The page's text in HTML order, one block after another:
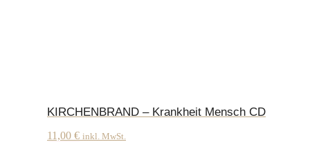
KIRCHENBRAND – Krankheit Mensch CD
11,00 € inkl. MwSt.